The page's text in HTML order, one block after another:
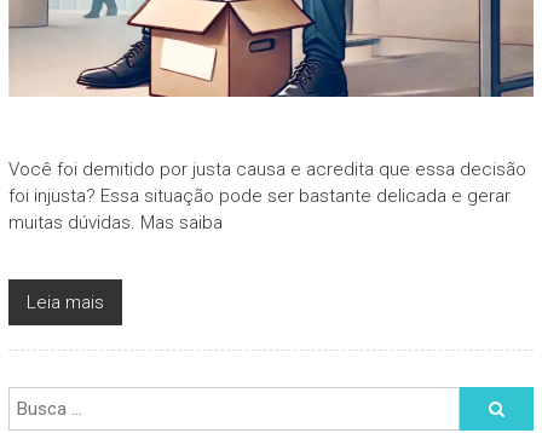
Você foi demitido por justa causa e acredita que essa decisão
foi injusta? Essa situação pode ser bastante delicada e gerar
muitas dúvidas. Mas saiba
Leia mais